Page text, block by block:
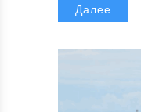
Далее